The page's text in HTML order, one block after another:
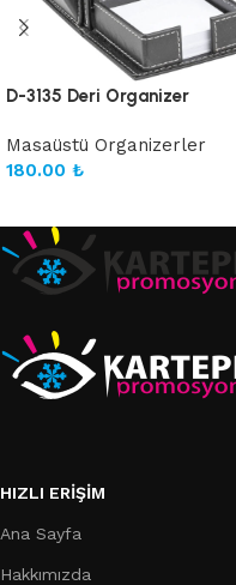
D-3135 Deri Organizer
Masaüstü Organizerler
180.00 ₺
HIZLI ERIŞIM
Ana Sayfa
Hakkımızda